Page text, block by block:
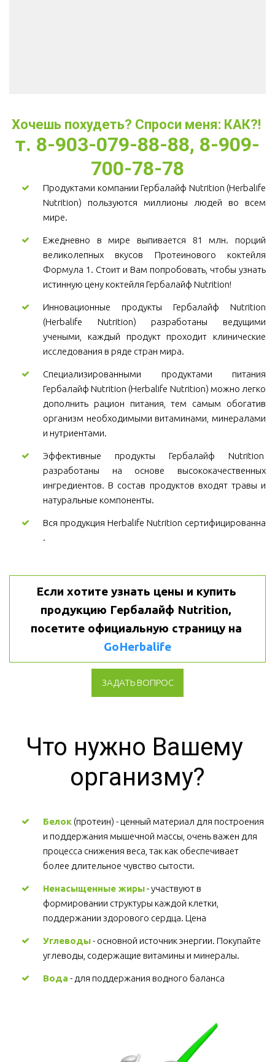
Хочешь похудеть? Спроси меня: КАК?!
т. 8-903-079-88-88, 8-909-
700-78-78
Продуктами компании Гербалайф Nutrition (Herbalife
Nutrition) пользуются миллионы людей во всем
мире.
Ежедневно в мире выпивается 81 млн. порций
великолепных вкусов Протеинового коктейля
Формула 1. Стоит и Вам попробовать, чтобы узнать
истинную цену коктейля Гербалайф Nutrition!
Инновационные продукты Гербалайф Nutrition
(Herbalife Nutrition) разработаны ведущими
учеными, каждый продукт проходит клинические
исследования в ряде стран мира.
Специализированными продуктами питания
Гербалайф Nutrition (Herbalife Nutrition) можно легко
дополнить рацион питания, тем самым обогатив
организм необходимыми витаминами, минералами
и нутриентами.
Эффективные продукты Гербалайф Nutrition
разработаны на основе высококачественных
ингредиентов. В состав продуктов входят травы и
натуральные компоненты.
Вся продукция Herbalife Nutrition сертифицированна
.
Если хотите узнать цены и купить
продукцию Гербалайф Nutrition,
GoHerbalife
ЗАДАТЬ ВОПРОС
Что нужно Вашему
организму?
Белок (протеин) - ценный материал для построения
и поддержания мышечной массы, очень важен для
процесса снижения веса, так как обеспечивает
более длительное чувство сытости.
Ненасыщенные жиры - участвуют в
формировании структуры каждой клетки,
поддержании здорового сердца. Цена
Углеводы - основной источник энергии. Покупайте
углеводы, содержащие витамины и минералы.
Вода - для поддержания водного баланса